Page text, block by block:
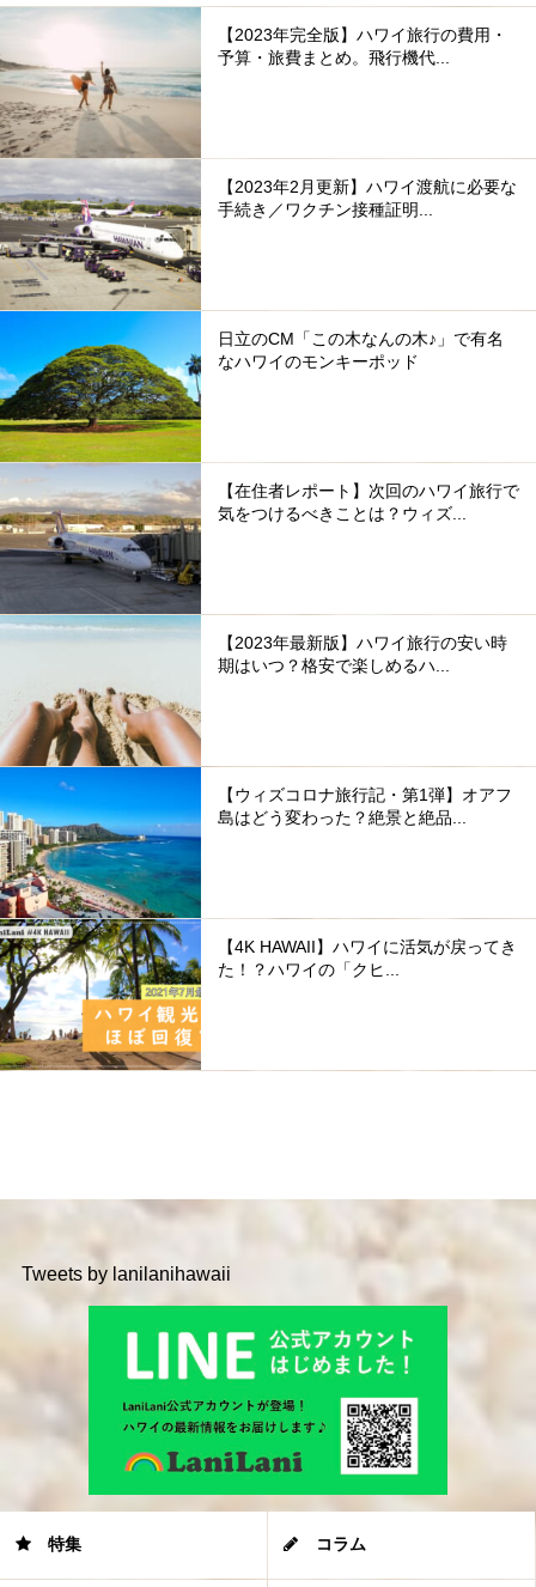
【2023年完全版】ハワイ旅行の費用・
予算・旅費まとめ。飛行機代...
【2023年2月更新】ハワイ渡航に必要な
手続き／ワクチン接種証明...
日立のCM「この木なんの木♪」で有名
なハワイのモンキーポッド
【在住者レポート】次回のハワイ旅行で
気をつけるべきことは？ウィズ...
【2023年最新版】ハワイ旅行の安い時
期はいつ？格安で楽しめるハ...
【ウィズコロナ旅行記・第1弾】オアフ
島はどう変わった？絶景と絶品...
【4K HAWAII】ハワイに活気が戻ってき
た！？ハワイの「クヒ...
Tweets by lanilanihawaii
特集 コラム